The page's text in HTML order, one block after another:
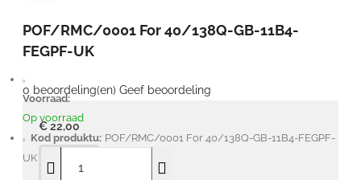
POF/RMC/0001 For 40/138Q-GB-11B4-
FEGPF-UK
Voorraad:
Op voorraad
Kod produktu: POF/RMC/0001 For 40/138Q-GB-11B4-FEGPF-
UK
0 beoordeling(en) Geef beoordeling
€ 22,00